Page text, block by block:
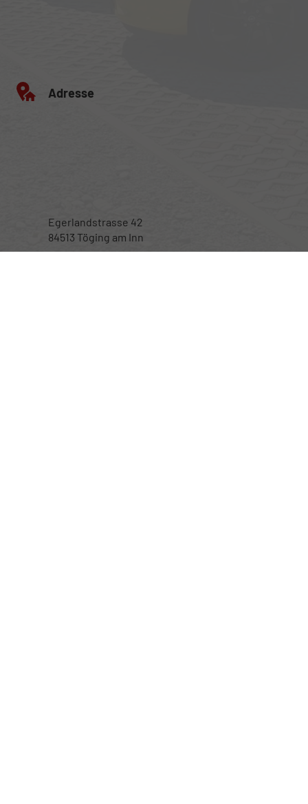
Adresse
Egerlandstrasse 42
84513 Töging am Inn